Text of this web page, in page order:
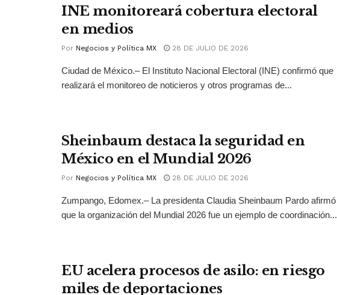
INE monitoreará cobertura electoral
en medios
Por Negocios y Política MX 28 DE JULIO DE 2026
Ciudad de México.– El Instituto Nacional Electoral (INE) confirmó que
realizará el monitoreo de noticieros y otros programas de...
Sheinbaum destaca la seguridad en
México en el Mundial 2026
Por Negocios y Política MX 28 DE JULIO DE 2026
Zumpango, Edomex.– La presidenta Claudia Sheinbaum Pardo afirmó
que la organización del Mundial 2026 fue un ejemplo de coordinación...
EU acelera procesos de asilo: en riesgo
miles de deportaciones